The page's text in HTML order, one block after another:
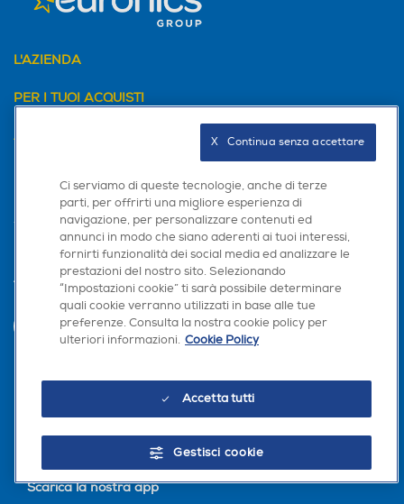
L'AZIENDA
PER I TUOI ACQUISTI
AREA CLIENTI
Trova negozio
INVIA
Scarica la nostra app
Ci serviamo di queste tecnologie, anche di terze
parti, per offrirti una migliore esperienza di
navigazione, per personalizzare contenuti ed
annunci in modo che siano aderenti ai tuoi interessi,
fornirti funzionalità dei social media ed analizzare le
prestazioni del nostro sito. Selezionando
“Impostazioni cookie” ti sarà possibile determinare
quali cookie verranno utilizzati in base alle tue
preferenze. Consulta la nostra cookie policy per
ulteriori informazioni. Cookie Policy
Accetta tutti
Gestisci cookie
X   Continua senza accettare